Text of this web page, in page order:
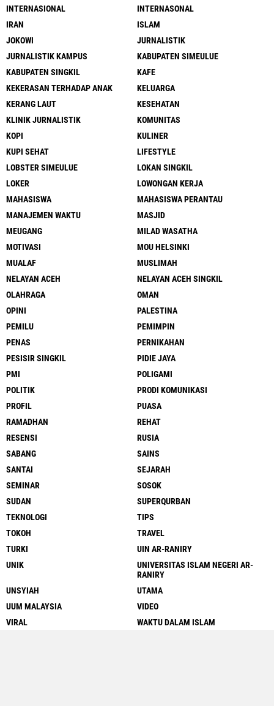
INTERNASIONAL
INTERNASONAL
IRAN
ISLAM
JOKOWI
JURNALISTIK
JURNALISTIK KAMPUS
KABUPATEN SIMEULUE
KABUPATEN SINGKIL
KAFE
KEKERASAN TERHADAP ANAK
KELUARGA
KERANG LAUT
KESEHATAN
KLINIK JURNALISTIK
KOMUNITAS
KOPI
KULINER
KUPI SEHAT
LIFESTYLE
LOBSTER SIMEULUE
LOKAN SINGKIL
LOKER
LOWONGAN KERJA
MAHASISWA
MAHASISWA PERANTAU
MANAJEMEN WAKTU
MASJID
MEUGANG
MILAD WASATHA
MOTIVASI
MOU HELSINKI
MUALAF
MUSLIMAH
NELAYAN ACEH
NELAYAN ACEH SINGKIL
OLAHRAGA
OMAN
OPINI
PALESTINA
PEMILU
PEMIMPIN
PENAS
PERNIKAHAN
PESISIR SINGKIL
PIDIE JAYA
PMI
POLIGAMI
POLITIK
PRODI KOMUNIKASI
PROFIL
PUASA
RAMADHAN
REHAT
RESENSI
RUSIA
SABANG
SAINS
SANTAI
SEJARAH
SEMINAR
SOSOK
SUDAN
SUPERQURBAN
TEKNOLOGI
TIPS
TOKOH
TRAVEL
TURKI
UIN AR-RANIRY
UNIK
UNIVERSITAS ISLAM NEGERI AR-
RANIRY
UNSYIAH
UTAMA
UUM MALAYSIA
VIDEO
VIRAL
WAKTU DALAM ISLAM